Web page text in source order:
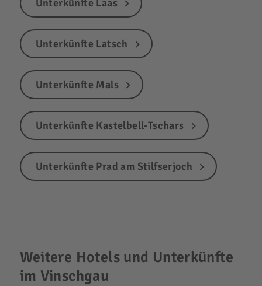
Unterkünfte Laas
Unterkünfte Latsch
Unterkünfte Mals
Unterkünfte Kastelbell-Tschars
Unterkünfte Prad am Stilfserjoch
Weitere Hotels und Unterkünfte
im Vinschgau